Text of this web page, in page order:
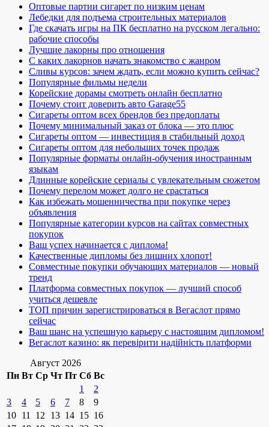
Оптовые партии сигарет по низким ценам
Лебедки для подъема строительных материалов
Где скачать игры на ПК бесплатно на русском легально:
рабочие способы
Лучшие лакорны про отношения
С каких лакорнов начать знакомство с жанром
Сливы курсов: зачем ждать, если можно купить сейчас?
Популярные фильмы недели
Корейские дорамы смотреть онлайн бесплатно
Почему стоит доверить авто Garage55
Сигареты оптом всех брендов без предоплаты
Почему минимальный заказ от блока — это плюс
Сигареты оптом — инвестиция в стабильный доход
Сигареты оптом для небольших точек продаж
Популярные форматы онлайн-обучения иностранным
языкам
Длинные корейские сериалы с увлекательным сюжетом
Почему перелом может долго не срастаться
Как избежать мошенничества при покупке через
объявления
Популярные категории курсов на сайтах совместных
покупок
Ваш успех начинается с диплома!
Качественные дипломы без лишних хлопот!
Совместные покупки обучающих материалов — новый
тренд
Платформа совместных покупок — лучший способ
учиться дешевле
ТОП причин зарегистрироваться в Вегаслот прямо
сейчас
Ваш шанс на успешную карьеру с настоящим дипломом!
Вегаслот казино: як перевірити надійність платформи
Август 2026
Пн Вт Ср Чт Пт Сб Вс
1
2
3
4 5 6 7 8
9
10 11 12 13 14 15 16